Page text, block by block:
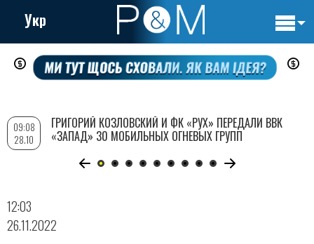
Перейти
содержанию
Укр
12:03
26.11.2022
09:08
28.10
ГРИГОРИЙ КОЗЛОВСКИЙ И ФК «РУХ» ПЕРЕДАЛИ ВВК
«ЗАПАД» 30 МОБИЛЬНЫХ ОГНЕВЫХ ГРУПП